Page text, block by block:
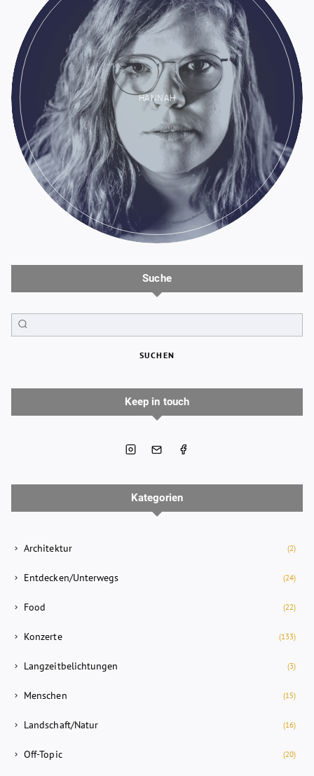
HANNAH
Suche
SUCHEN
Keep in touch
Kategorien
Architektur (2)
Entdecken/Unterwegs (24)
Food (22)
Konzerte (133)
Langzeitbelichtungen (3)
Menschen (15)
Landschaft/Natur (16)
Off-Topic (20)